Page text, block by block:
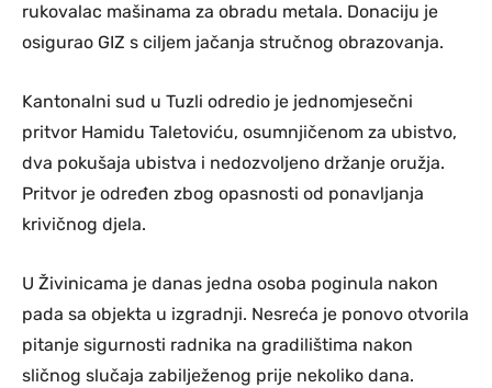
rukovalac mašinama za obradu metala. Donaciju je
osigurao GIZ s ciljem jačanja stručnog obrazovanja.
Kantonalni sud u Tuzli odredio je jednomjesečni
pritvor Hamidu Taletoviću, osumnjičenom za ubistvo,
dva pokušaja ubistva i nedozvoljeno držanje oružja.
Pritvor je određen zbog opasnosti od ponavljanja
krivičnog djela.
U Živinicama je danas jedna osoba poginula nakon
pada sa objekta u izgradnji. Nesreća je ponovo otvorila
pitanje sigurnosti radnika na gradilištima nakon
sličnog slučaja zabilježenog prije nekoliko dana.